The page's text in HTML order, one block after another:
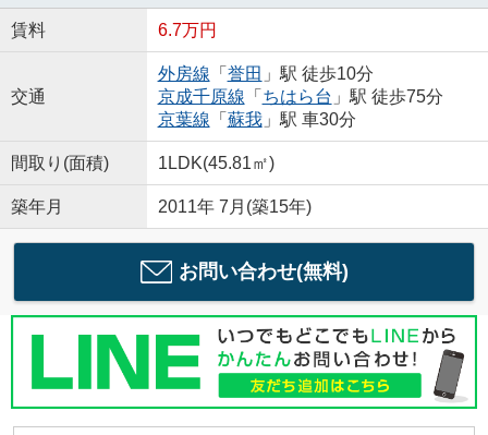
賃料 6.7万円
交通
外房線 「 誉田 」駅 徒歩10分
京成千原線 「 ちはら台 」駅 徒歩75分
京葉線 「 蘇我」駅 車30分
間取り(面積) 1LDK(45.81㎡)
築年月 2011年 7月(築15年)
お問い合わせ(無料)